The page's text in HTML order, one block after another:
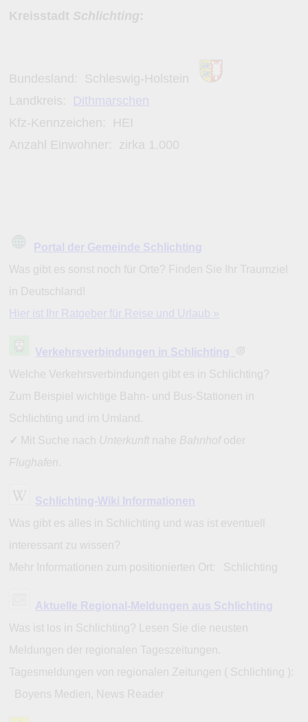
Kreisstadt Schlichting:
Bundesland: Schleswig-Holstein
Landkreis: Dithmarschen
Kfz-Kennzeichen: HEI
Anzahl Einwohner: zirka 1.000
Portal der Gemeinde Schlichting
Was gibt es sonst noch für Orte? Finden Sie Ihr Traumziel
in Deutschland!
Hier ist Ihr Ratgeber für Reise und Urlaub »
Verkehrsverbindungen in Schlichting
Welche Verkehrsverbindungen gibt es in Schlichting?
Zum Beispiel wichtige Bahn- und Bus-Stationen in
Schlichting und im Umland.
✓ Mit Suche nach Unterkunft nahe Bahnhofoder
Flughafen.
Schlichting-Wiki Informationen
Was gibt es alles in Schlichting und was ist eventuell
interessant zu wissen?
Mehr Informationen zum positionierten Ort: Schlichting
Aktuelle Regional-Meldungen aus Schlichting
Was ist los in Schlichting? Lesen Sie die neusten
Meldungen der regionalen Tageszeitungen.
Tagesmeldungen von regionalen Zeitungen ( Schlichting ):
Boyens Medien, News Reader